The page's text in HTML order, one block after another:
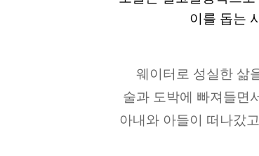
이를 돕는
웨이터로 성실한 삶
술과 도박에 빠져들면
아내와 아들이 떠나갔